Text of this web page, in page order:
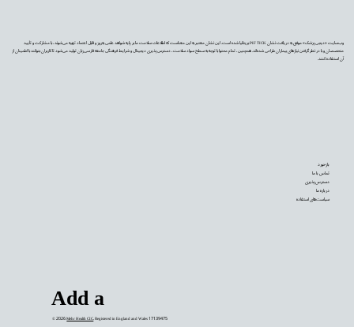
Add a
© 2026Mehr Health CIC. Registered in England and Wales 17139475
وب‌سایت «دیجی‌پزشک» موفق به دریافت نشان PIF TICK بریتانیا شده است. این نشان معتبر به این معناست که اطلاعات سلامت ما بر پایه شواهد علمی به‌روز و قابل اعتماد تهیه می‌شوند، با مشارکت و تأیید
متخصصان و با در نظر گرفتن نیازهای بیماران طراحی شده‌اند. همچنین، تمام محتوا با توجه به سطح سواد سلامت، دسترس‌پذیری دیجیتال و شرایط فرهنگی جامعه فارسی‌زبان تولید می‌شود تا کاربران بتوانند با اطمینان از
آن استفاده کنند.
بازخورد
تماس با ما
دسترس‌پذیری
درباره ما
سیاست‌های استفاده